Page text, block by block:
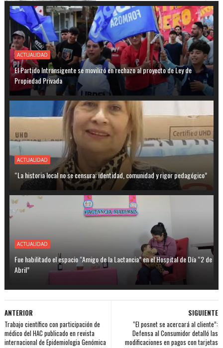
ACTUALIDAD
El Partido Intransigente se movilizó en rechazo al proyecto de Ley de
Propiedad Privada
ACTUALIDAD
“La historia local no se censura: identidad, comunidad y rigor pedagógico”
ACTUALIDAD
Fue habilitado el espacio “Amigo de la Lactancia” en el Hospital de Día “2 de
Abril”
SIGUIENTE
“El posnet se acercará al cliente”:
Defensa al Consumidor detalló las
modificaciones en pagos con tarjetas
ANTERIOR
Trabajo científico con participación de
médico del HAC publicado en revista
internacional de Epidemiologia Genómica